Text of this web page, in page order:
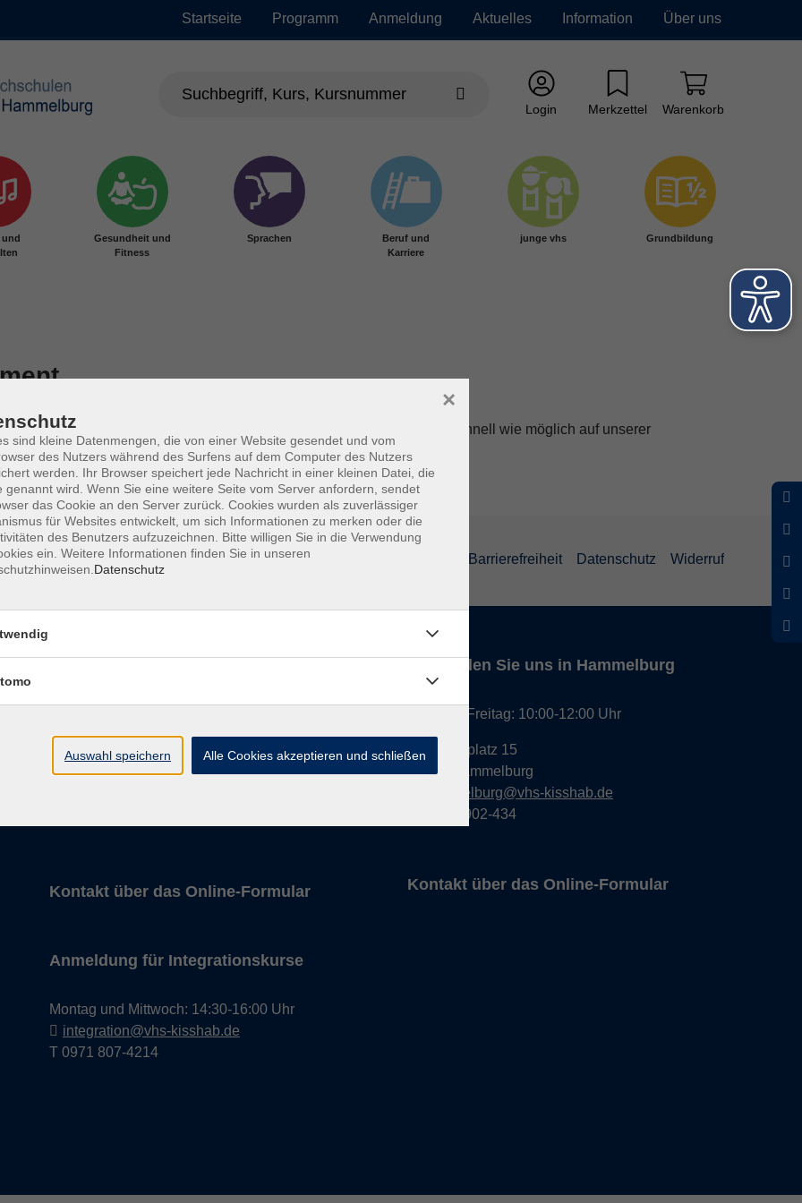
Startseite Programm Anmeldung Aktuelles Information Über uns
Login Merkzettel Warenkorb
Gesundheit und
Fitness
Sprachen
Beruf und
Karriere
junge vhs Grundbildung
unseres vhs-Programmheftes erhalten und werden diese so schnell wie möglich auf unserer
für Ihr Interesse an unserem vielseitigen Kursangebot.
Widerrufsrecht Barrierefreiheit Datenschutz Widerruf
Mittwoch - Freitag: 10:00-12:00 Uhr
Rathausplatz 1
97688 Bad Kissingen
Kontakt über das Online-Formular
Anmeldung für Integrationskurse
Montag und Mittwoch: 14:30-16:00 Uhr
integration@vhs-kisshab.de
T 0971 807-4214
Hier finden Sie uns in Hammelburg
Montag - Freitag: 10:00-12:00 Uhr
Am Marktplatz 15
97762 Hammelburg
Hammelburg@vhs-kisshab.de
T 09732 902-434
Kontakt über das Online-Formular
sind kleine Datenmengen, die von einer Website gesendet und vom
des Nutzers während des Surfens auf dem Computer des Nutzers
werden. Ihr Browser speichert jede Nachricht in einer kleinen Datei, die
genannt wird. Wenn Sie eine weitere Seite vom Server anfordern, sendet
das Cookie an den Server zurück. Cookies wurden als zuverlässiger
für Websites entwickelt, um sich Informationen zu merken oder die
des Benutzers aufzuzeichnen. Bitte willigen Sie in die Verwendung
ein. Weitere Informationen finden Sie in unseren
Datenschutz
×
Auswahl speichern Alle Cookies akzeptieren und schließen